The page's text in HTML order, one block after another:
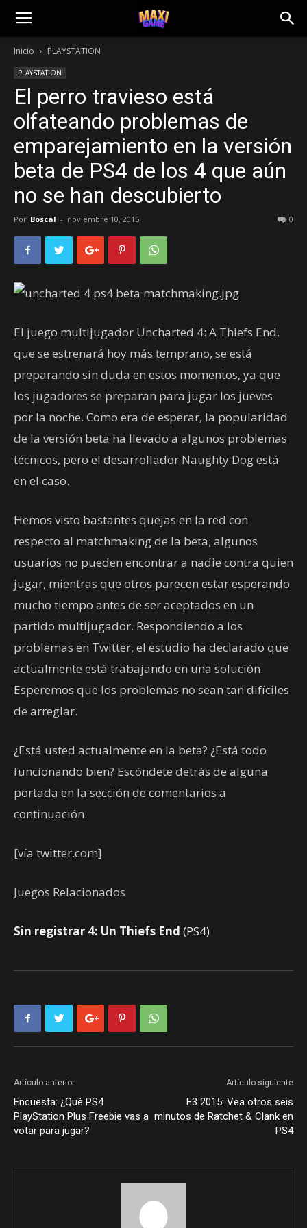
Inicio PLAYSTATION
PLAYSTATION
El perro travieso está
olfateando problemas de
emparejamiento en la versión
beta de PS4 de los 4 que aún
no se han descubierto
Por Boscal - noviembre 10, 2015 0
El juego multijugador Uncharted 4: A Thiefs End,
que se estrenará hoy más temprano, se está
preparando sin duda en estos momentos, ya que
los jugadores se preparan para jugar los jueves
por la noche. Como era de esperar, la popularidad
de la versión beta ha llevado a algunos problemas
técnicos, pero el desarrollador Naughty Dog está
en el caso.
Hemos visto bastantes quejas en la red con
respecto al matchmaking de la beta; algunos
usuarios no pueden encontrar a nadie contra quien
jugar, mientras que otros parecen estar esperando
mucho tiempo antes de ser aceptados en un
partido multijugador. Respondiendo a los
problemas en Twitter, el estudio ha declarado que
actualmente está trabajando en una solución.
Esperemos que los problemas no sean tan difíciles
de arreglar.
¿Está usted actualmente en la beta? ¿Está todo
funcionando bien? Escóndete detrás de alguna
portada en la sección de comentarios a
continuación.
[vía twitter.com]
Juegos Relacionados
Sin registrar 4: Un Thiefs End (PS4)
Artículo anterior
Encuesta: ¿Qué PS4
PlayStation Plus Freebie vas a
votar para jugar?
Artículo siguiente
E3 2015: Vea otros seis
minutos de Ratchet & Clank en
PS4